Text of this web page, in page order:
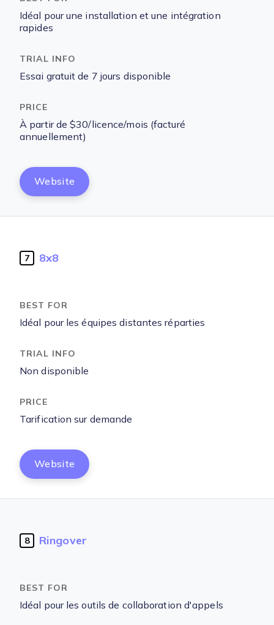
Idéal pour une installation et une intégration
rapides
Essai gratuit de 7 jours disponible
À partir de $30/licence/mois (facturé
annuellement)
Website
7 8x8
Idéal pour les équipes distantes réparties
Non disponible
Tarification sur demande
Website
8 Ringover
Idéal pour les outils de collaboration d'appels